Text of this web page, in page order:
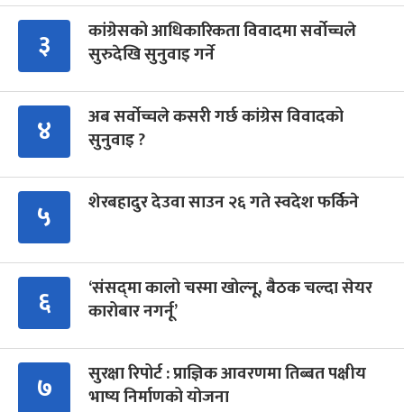
३
कांग्रेसको आधिकारिकता विवादमा सर्वोच्चले
सुरुदेखि सुनुवाइ गर्ने
४
अब सर्वोच्चले कसरी गर्छ कांग्रेस विवादको
सुनुवाइ ?
५ शेरबहादुर देउवा साउन २६ गते स्वदेश फर्किने
६
‘संसद्‍मा कालो चस्मा खोल्नू, बैठक चल्दा सेयर
कारोबार नगर्नू’
७
सुरक्षा रिपोर्ट : प्राज्ञिक आवरणमा तिब्बत पक्षीय
भाष्य निर्माणको योजना